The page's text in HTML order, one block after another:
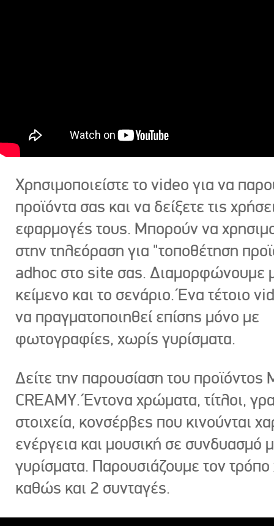
Χρησιμοποιείστε το video για να
προϊόντα σας και να δείξετε τις
εφαρμογές τους. Μπορούν να
στην τηλεόραση για "τοποθέτηση
adhoc στο site σας. Διαμορφώνουμε
κείμενο και το σενάριο. Ένα τέτοιο
να πραγματοποιηθεί επίσης μόνο με
φωτογραφίες, χωρίς γυρίσματα.
Δείτε την παρουσίαση του προϊόντος
CREAMY. Έντονα χρώματα, τίτλοι,
στοιχεία, κονσέρβες που κινούνται
ενέργεια και μουσική σε συνδυασμό
γυρίσματα. Παρουσιάζουμε τον
καθώς και 2 συνταγές.